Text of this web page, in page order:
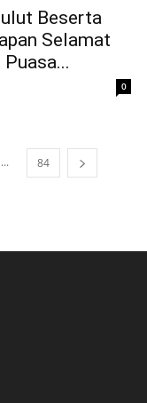
Beserta
Selamat
0
... 84